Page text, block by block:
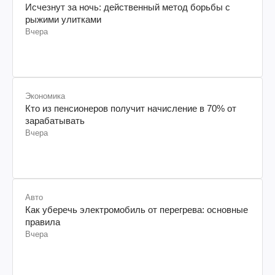
Исчезнут за ночь: действенный метод борьбы с
рыжими улитками
Вчера
Экономика
Кто из пенсионеров получит начисление в 70% от
зарабатывать
Вчера
Авто
Как уберечь электромобиль от перегрева: основные
правила
Вчера